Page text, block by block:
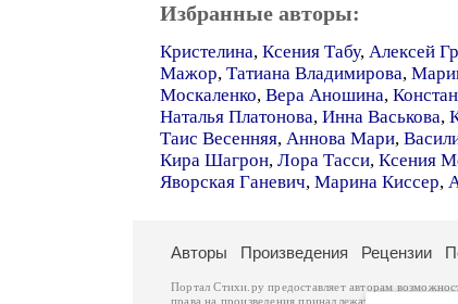
Избранные авторы:
Кристелина, Ксения Табу, Алексей
Мажор, Татиана Владимирова,
Москаленко, Вера Аношина,
Наталья Платонова, Инна Васькова,
Таис Весенняя, Аннова Мари,
Кира Шагрон, Лора Тасси, Ксения
Яворская Ганевич, Марина Киссер,
Авторы Произведения Рецензии
Портал Стихи.ру предоставляет авторам
права на произведения принадлежат авторам и